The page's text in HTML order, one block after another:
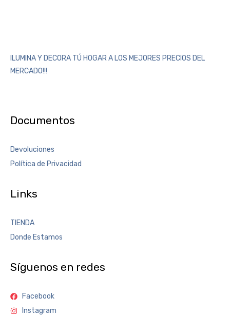
ILUMINA Y DECORA TÚ HOGAR A LOS MEJORES PRECIOS DEL
MERCADO!!!
Documentos
Devoluciones
Política de Privacidad
Links
TIENDA
Donde Estamos
Síguenos en redes
Facebook
Instagram